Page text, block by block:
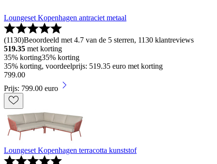
Loungeset Kopenhagen antraciet metaal
(1130)Beoordeeld met 4.7 van de 5 sterren, 1130 klantreviews
519.35 met korting
35% korting35% korting
35% korting, voordeelprijs: 519.35 euro met korting
799.00
Prijs: 799.00 euro
Loungeset Kopenhagen terracotta kunststof